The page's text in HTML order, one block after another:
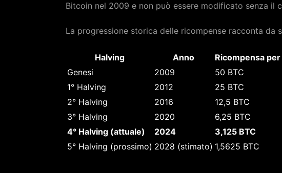
Bitcoin nel 2009 e non può essere modificato senza il
La progressione storica delle ricompense racconta da
Halving Anno Ricompensa
Genesi
2009 50 BTC
1° Halving
2012 25 BTC
2° Halving
2016 12,5 BTC
3° Halving
2020 6,25 BTC
4° Halving (attuale)
2024 3,125 BTC
5° Halving (prossimo) 2028 (stimato) 1,5625 BTC